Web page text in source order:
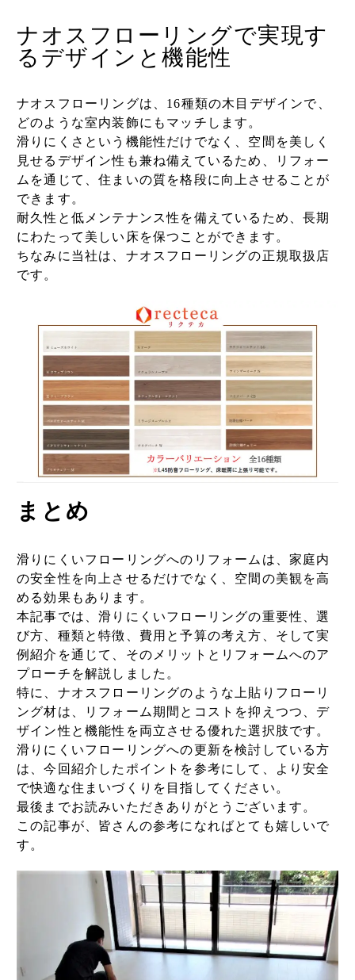
ナオスフローリングで実現す
るデザインと機能性
ナオスフローリングは、16種類の木目デザインで、
どのような室内装飾にもマッチします。
滑りにくさという機能性だけでなく、空間を美しく
見せるデザイン性も兼ね備えているため、リフォー
ムを通じて、住まいの質を格段に向上させることが
できます。
耐久性と低メンテナンス性を備えているため、長期
にわたって美しい床を保つことができます。
ちなみに当社は、ナオスフローリングの正規取扱店
です。
まとめ
滑りにくいフローリングへのリフォームは、家庭内
の安全性を向上させるだけでなく、空間の美観を高
める効果もあります。
本記事では、滑りにくいフローリングの重要性、選
び方、種類と特徴、費用と予算の考え方、そして実
例紹介を通じて、そのメリットとリフォームへのア
プローチを解説しました。
特に、ナオスフローリングのような上貼りフローリ
ング材は、リフォーム期間とコストを抑えつつ、デ
ザイン性と機能性を両立させる優れた選択肢です。
滑りにくいフローリングへの更新を検討している方
は、今回紹介したポイントを参考にして、より安全
で快適な住まいづくりを目指してください。
最後までお読みいただきありがとうございます。
この記事が、皆さんの参考になればとても嬉しいで
す。